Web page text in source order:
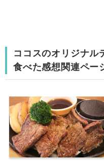
ココスのオリジナル
食べた感想関連ペー